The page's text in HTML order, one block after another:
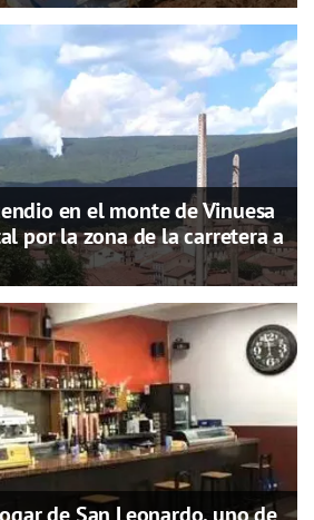
en el monte de Vinuesa
por la zona de la carretera a